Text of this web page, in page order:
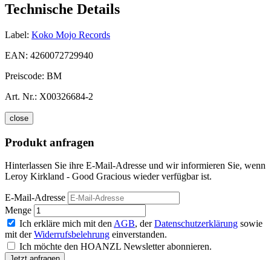
Technische Details
Label: Koko Mojo Records
EAN: 4260072729940
Preiscode: BM
Art. Nr.: X00326684-2
close
Produkt anfragen
Hinterlassen Sie ihre E-Mail-Adresse und wir informieren Sie, wenn
Leroy Kirkland - Good Gracious wieder verfügbar ist.
E-Mail-Adresse
Menge
Ich erkläre mich mit den AGB, derDatenschutzerklärung sowie
mit derWiderrufsbelehrung einverstanden.
Ich möchte den HOANZL Newsletter abonnieren.